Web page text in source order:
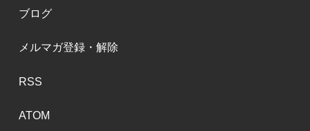
ブログ
メルマガ登録・解除
RSS
ATOM